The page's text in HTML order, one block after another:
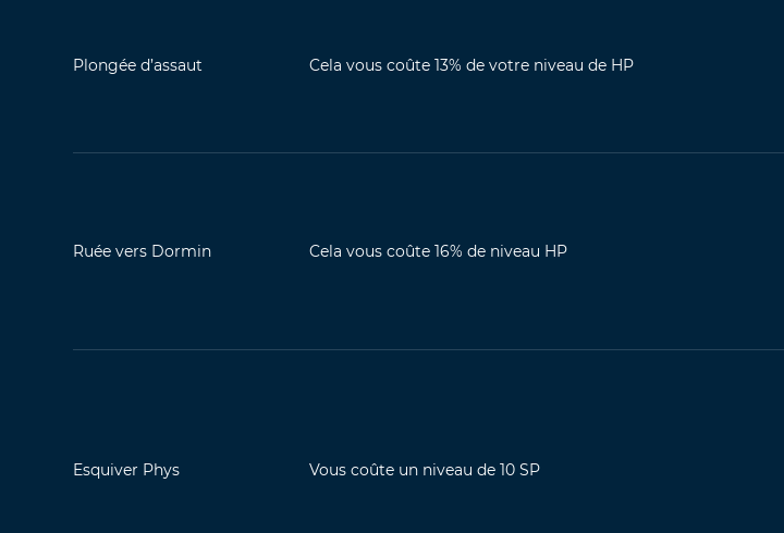
Plongée d’assaut Cela vous coûte 13% de votre niveau de HP
Ruée vers Dormin Cela vous coûte 16% de niveau HP
Esquiver Phys Vous coûte un niveau de 10 SP